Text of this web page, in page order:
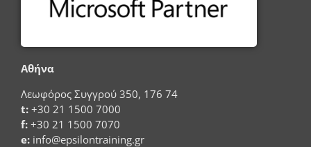
Αθήνα
Λεωφόρος Συγγρού 350, 176 74
t: +30 21 1500 7000
f: +30 21 1500 7070
e: info@epsilontraining.gr